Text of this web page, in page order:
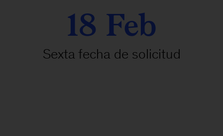
18 Feb
Sexta fecha de solicitud